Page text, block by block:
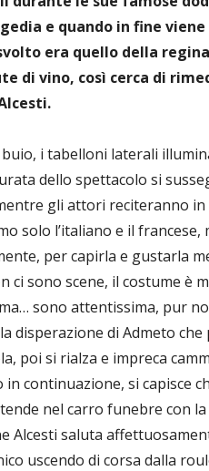
e quando in fine
era quello della
di vino, così cerca di
i tabelloni laterali
dello spettacolo si
gli attori reciteranno in
solo l’italiano e il
per capirla e gustarla
ci sono scene, il costume è
sono attentissima, pur
disperazione di Admeto che
poi si rialza e impreca
in continuazione, si capisce
nel carro funebre con
Alcesti saluta
uscendo di corsa dalla